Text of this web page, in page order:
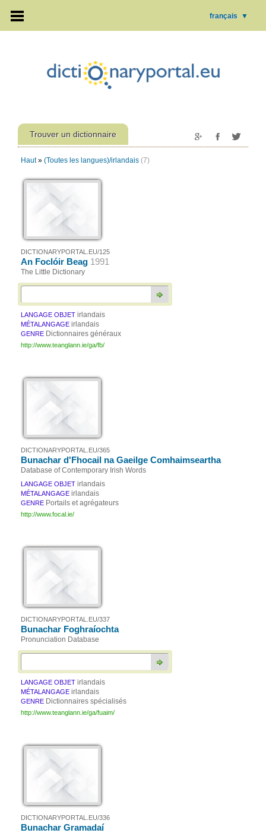
français ▼
Trouver un dictionnaire
Haut» (Toutes les langues)/irlandais (7)
DICTIONARYPORTAL.EU/125
An Foclóir Beag 1991
The Little Dictionary
LANGAGE OBJET irlandais
MÉTALANGAGE irlandais
GENRE Dictionnaires généraux
http://www.teanglann.ie/ga/fb/
DICTIONARYPORTAL.EU/365
Bunachar d'Fhocail na Gaeilge Comhaimseartha
Database of Contemporary Irish Words
LANGAGE OBJET irlandais
MÉTALANGAGE irlandais
GENRE Portails et agrégateurs
http://www.focal.ie/
DICTIONARYPORTAL.EU/337
Bunachar Foghraíochta
Pronunciation Database
LANGAGE OBJET irlandais
MÉTALANGAGE irlandais
GENRE Dictionnaires spécialisés
http://www.teanglann.ie/ga/fuaim/
DICTIONARYPORTAL.EU/336
Bunachar Gramadaí